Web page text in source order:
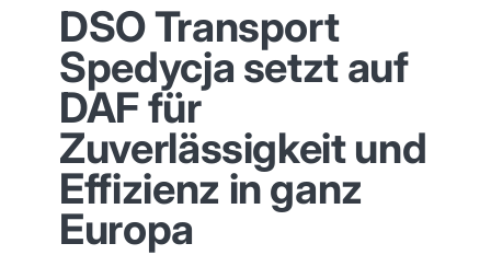
DSO Transport
Spedycja setzt auf
DAF für
Zuverlässigkeit und
Effizienz in ganz
Europa